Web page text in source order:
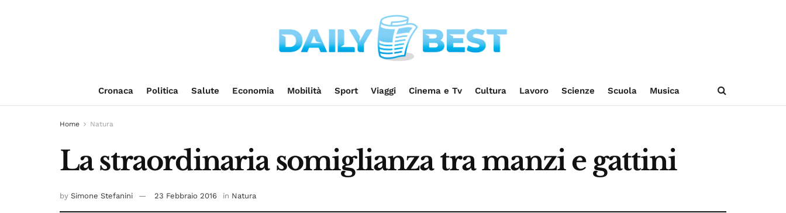
Cronaca Politica Salute Economia Mobilità Sport Viaggi Cinema e Tv Cultura Lavoro Scienze Scuola Musica
Home Natura
La straordinaria somiglianza tra manzi e gattini
by Simone Stefanini 23 Febbraio 2016 in Natura